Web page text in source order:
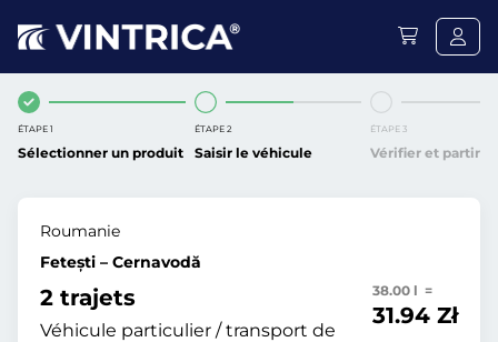
ÉTAPE 1
Sélectionner un produit
ÉTAPE 2
Saisir le véhicule
ÉTAPE 3
Vérifier et partir
Roumanie
Fetești – Cernavodă
2 trajets
Véhicule particulier / transport de
38.00 l =
31.94 Zł